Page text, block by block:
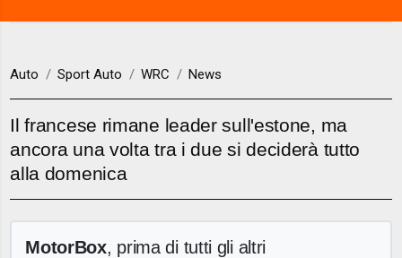
Auto Sport Auto WRC News
Il francese rimane leader sull'estone, ma
ancora una volta tra i due si deciderà tutto
alla domenica
MotorBox, prima di tutti gli altri